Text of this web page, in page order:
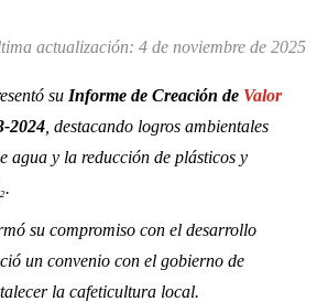
actualización: 4 de noviembre de 2025
su Informe de Creación de Valor
2024 , destacando logros ambientales
agua y la reducción de plásticos y
su compromiso con el desarrollo
un convenio con el gobierno de
la cafeticultura local.